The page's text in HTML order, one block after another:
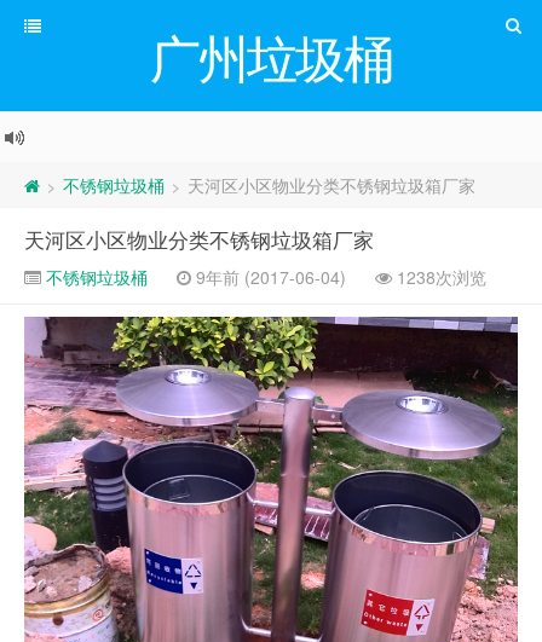
广州垃圾桶
> 不锈钢垃圾桶 > 天河区小区物业分类不锈钢垃圾箱厂家
天河区小区物业分类不锈钢垃圾箱厂家
不锈钢垃圾桶 9年前 (2017-06-04) 1238次浏览